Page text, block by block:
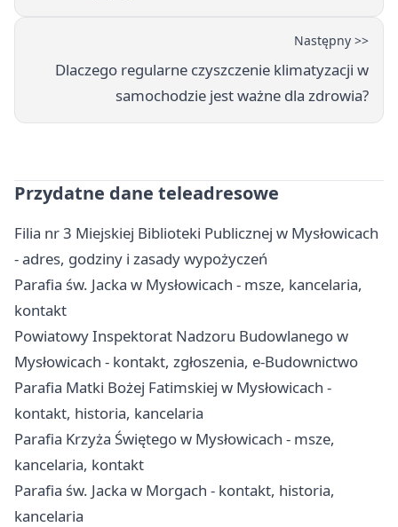
Następny >>
Dlaczego regularne czyszczenie klimatyzacji w
samochodzie jest ważne dla zdrowia?
Przydatne dane teleadresowe
Filia nr 3 Miejskiej Biblioteki Publicznej w Mysłowicach
- adres, godziny i zasady wypożyczeń
Parafia św. Jacka w Mysłowicach - msze, kancelaria,
kontakt
Powiatowy Inspektorat Nadzoru Budowlanego w
Mysłowicach - kontakt, zgłoszenia, e-Budownictwo
Parafia Matki Bożej Fatimskiej w Mysłowicach -
kontakt, historia, kancelaria
Parafia Krzyża Świętego w Mysłowicach - msze,
kancelaria, kontakt
Parafia św. Jacka w Morgach - kontakt, historia,
kancelaria